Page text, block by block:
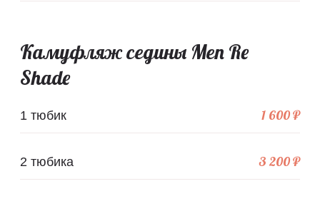
Камуфляж седины Men Re
Shade
1 тюбик 1 600 ₽
2 тюбика 3 200 ₽